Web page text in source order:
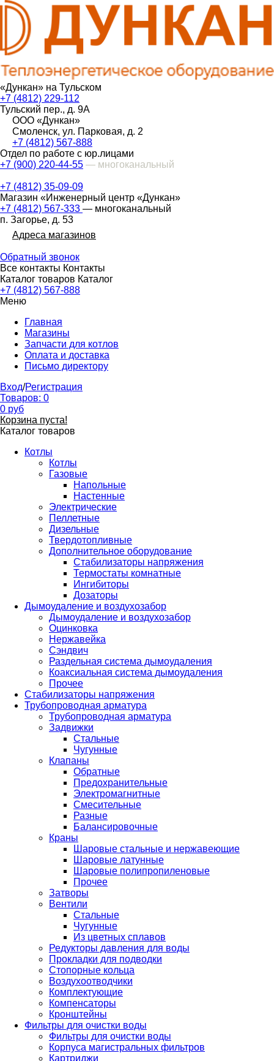
«Дункан» на Тульском
+7 (4812) 229-112
Тульский пер., д. 9А
ООО «Дункан»
Смоленск, ул. Парковая, д. 2
+7 (4812) 567-888
Отдел по работе с юр.лицами
+7 (900) 220-44-55 — многоканальный
+7 (4812) 35-09-09
Магазин «Инженерный центр «Дункан»
+7 (4812) 567-333 — многоканальный
п. Загорье, д. 53
Адреса магазинов
Обратный звонок
Все контакты Контакты
Каталог товаров Каталог
+7 (4812) 567-888
Меню
Главная
Магазины
Запчасти для котлов
Оплата и доставка
Письмо директору
Вход/Регистрация
Товаров: 0
0 руб
Корзина пуста!
Каталог товаров
Котлы
Котлы
Газовые
Напольные
Настенные
Электрические
Пеллетные
Дизельные
Твердотопливные
Дополнительное оборудование
Стабилизаторы напряжения
Термостаты комнатные
Ингибиторы
Дозаторы
Дымоудаление и воздухозабор
Дымоудаление и воздухозабор
Оцинковка
Нержавейка
Сэндвич
Раздельная система дымоудаления
Коаксиальная система дымоудаления
Прочее
Стабилизаторы напряжения
Трубопроводная арматура
Трубопроводная арматура
Задвижки
Стальные
Чугунные
Клапаны
Обратные
Предохранительные
Электромагнитные
Смесительные
Разные
Балансировочные
Краны
Шаровые стальные и нержавеющие
Шаровые латунные
Шаровые полипропиленовые
Прочее
Затворы
Вентили
Стальные
Чугунные
Из цветных сплавов
Редукторы давления для воды
Прокладки для подводки
Стопорные кольца
Воздухоотводчики
Комплектующие
Компенсаторы
Кронштейны
Фильтры для очистки воды
Фильтры для очистки воды
Корпуса магистральных фильтров
Картриджи